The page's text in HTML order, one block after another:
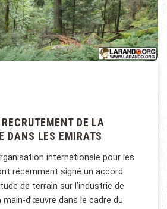
DE LA
DANS LES EMIRATS
internationale pour les
récemment signé un accord
de terrain sur l’industrie de
d’œuvre dans le cadre du